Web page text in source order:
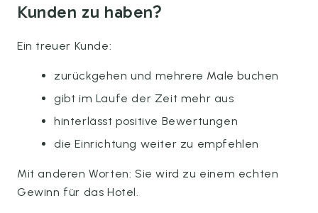
Kunden zu haben?
Ein treuer Kunde:
zurückgehen und mehrere Male buchen
gibt im Laufe der Zeit mehr aus
hinterlässt positive Bewertungen
die Einrichtung weiter zu empfehlen
Mit anderen Worten: Sie wird zu einem echten
Gewinn für das Hotel.